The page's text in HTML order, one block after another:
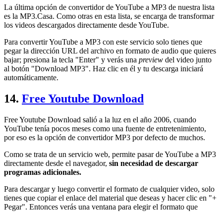
La última opción de convertidor de YouTube a MP3 de nuestra lista
es la MP3.Casa. Como otras en esta lista, se encarga de transformar
los videos descargados directamente desde YouTube.
Para convertir YouTube a MP3 con este servicio solo tienes que
pegar la dirección URL del archivo en formato de audio que quieres
bajar; presiona la tecla "Enter" y verás una preview del video junto
al botón "Download MP3". Haz clic en él y tu descarga iniciará
automáticamente.
14. Free Youtube Download
Free Youtube Download salió a la luz en el año 2006, cuando
YouTube tenía pocos meses como una fuente de entretenimiento,
por eso es la opción de convertidor MP3 por defecto de muchos.
Como se trata de un servicio web, permite pasar de YouTube a MP3
directamente desde el navegador, sin necesidad de descargar
programas adicionales.
Para descargar y luego convertir el formato de cualquier video, solo
tienes que copiar el enlace del material que deseas y hacer clic en "+
Pegar". Entonces verás una ventana para elegir el formato que